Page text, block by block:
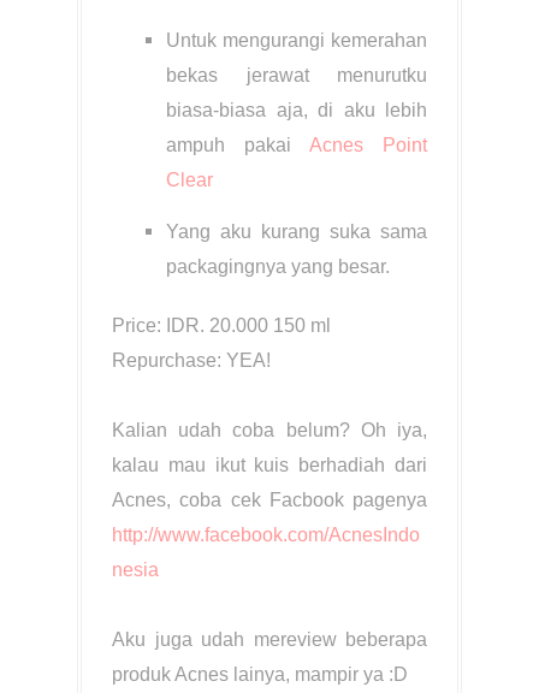
Untuk mengurangi kemerahan
bekas jerawat menurutku
biasa-biasa aja, di aku lebih
ampuh pakai Acnes Point
Clear
Yang aku kurang suka sama
packagingnya yang besar.
Price: IDR. 20.000 150 ml
Repurchase: YEA!
Kalian udah coba belum? Oh iya,
kalau mau ikut kuis berhadiah dari
Acnes, coba cek Facbook pagenya
http://www.facebook.com/AcnesIndo
nesia
Aku juga udah mereview beberapa
produk Acnes lainya, mampir ya :D